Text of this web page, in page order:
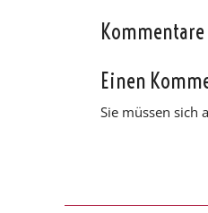
Kommentare
Einen
Sie müssen sich